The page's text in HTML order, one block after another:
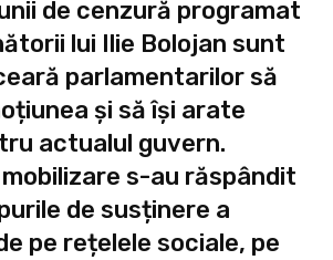
de cenzură programat
lui Ilie Bolojan sunt
parlamentarilor să
și să își arate
actualul guvern.
s-au răspândit
de susținere a
pe rețelele sociale, pe